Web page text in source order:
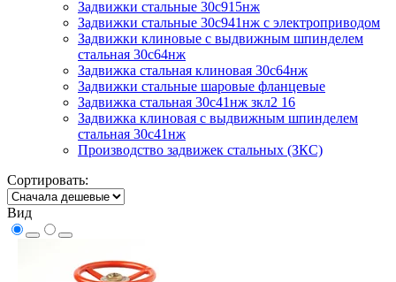
Задвижки стальные 30с915нж
Задвижки стальные 30с941нж с электроприводом
Задвижки клиновые с выдвижным шпинделем
стальная 30с64нж
Задвижка стальная клиновая 30с64нж
Задвижки стальные шаровые фланцевые
Задвижка стальная 30с41нж зкл2 16
Задвижка клиновая с выдвижным шпинделем
стальная 30с41нж
Производство задвижек стальных (ЗКС)
Сортировать:
Вид